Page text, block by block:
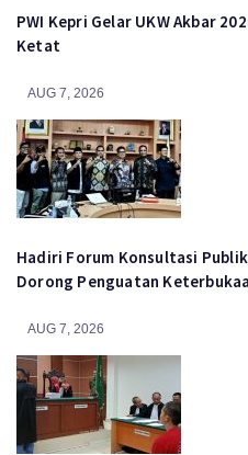
PWI Kepri Gelar UKW Akbar
Ketat
AUG 7, 2026
Hadiri Forum Konsultasi
Dorong Penguatan
AUG 7, 2026